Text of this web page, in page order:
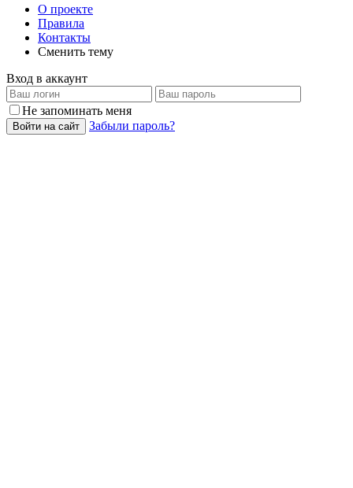
О проекте
Правила
Контакты
Сменить тему
Вход в аккаунт
Не запоминать меня
Войти на сайт Забыли пароль?